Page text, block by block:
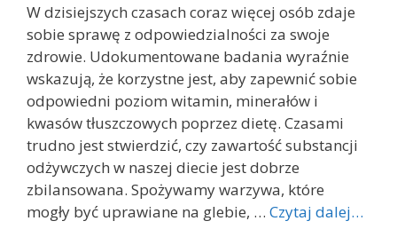
W dzisiejszych czasach coraz więcej osób zdaje
sobie sprawę z odpowiedzialności za swoje
zdrowie. Udokumentowane badania wyraźnie
wskazują, że korzystne jest, aby zapewnić sobie
odpowiedni poziom witamin, minerałów i
kwasów tłuszczowych poprzez dietę. Czasami
trudno jest stwierdzić, czy zawartość substancji
odżywczych w naszej diecie jest dobrze
zbilansowana. Spożywamy warzywa, które
mogły być uprawiane na glebie, … Czytaj dalej…